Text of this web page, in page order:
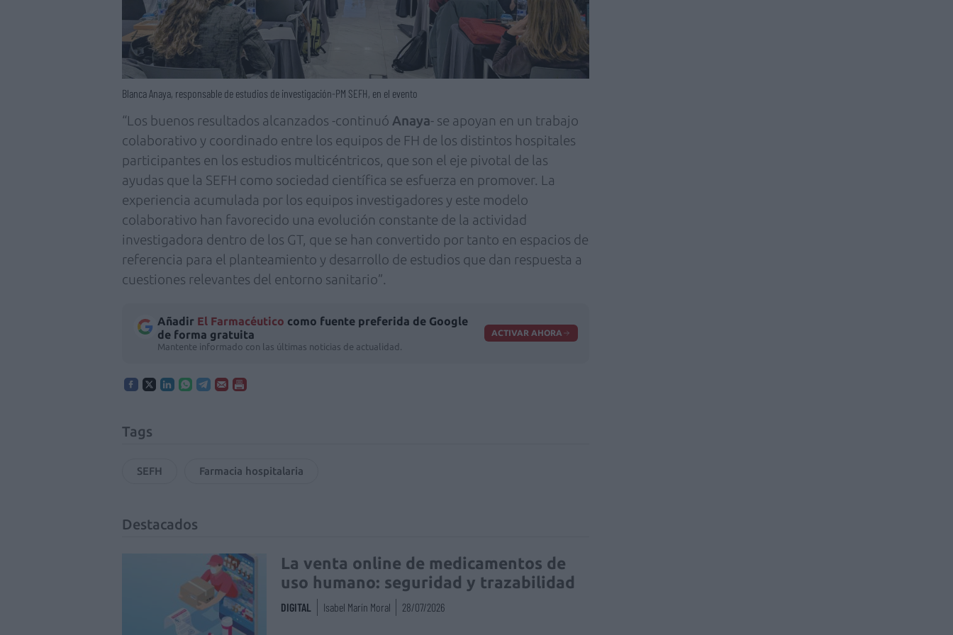
Blanca Anaya, responsable de estudios de investigación-PM SEFH, en el evento
“Los buenos resultados alcanzados -continuó Anaya- se apoyan en un trabajo
colaborativo y coordinado entre los equipos de FH de los distintos hospitales
participantes en los estudios multicéntricos, que son el eje pivotal de las
ayudas que la SEFH como sociedad científica se esfuerza en promover. La
experiencia acumulada por los equipos investigadores y este modelo
colaborativo han favorecido una evolución constante de la actividad
investigadora dentro de los GT, que se han convertido por tanto en espacios de
referencia para el planteamiento y desarrollo de estudios que dan respuesta a
cuestiones relevantes del entorno sanitario”.
Añadir El Farmacéutico como fuente preferida de Google
de forma gratuita
Mantente informado con las últimas noticias de actualidad.
ACTIVAR AHORA
Tags
SEFH Farmacia hospitalaria
Destacados
La venta online de medicamentos de
uso humano: seguridad y trazabilidad
DIGITAL Isabel Marín Moral 28/07/2026